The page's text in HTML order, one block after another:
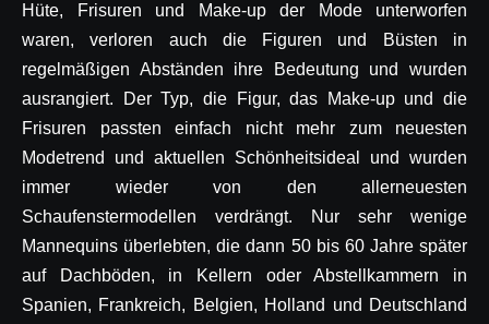
Hüte, Frisuren und Make-up der Mode unterworfen
waren, verloren auch die Figuren und Büsten in
regelmäßigen Abständen ihre Bedeutung und wurden
ausrangiert. Der Typ, die Figur, das Make-up und die
Frisuren passten einfach nicht mehr zum neuesten
Modetrend und aktuellen Schönheitsideal und wurden
immer wieder von den allerneuesten
Schaufenstermodellen verdrängt. Nur sehr wenige
Mannequins überlebten, die dann 50 bis 60 Jahre später
auf Dachböden, in Kellern oder Abstellkammern in
Spanien, Frankreich, Belgien, Holland und Deutschland